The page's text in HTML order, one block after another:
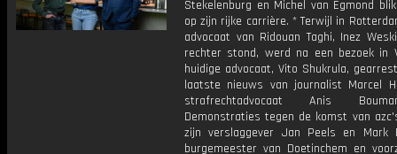
Stekelenburg en Michel van Egmond
op zijn rijke carrière. * Terwijl in
advocaat van Ridouan Taghi, Inez
rechter stond, werd na een bezoek in
huidige advocaat, Vito Shukrula,
laatste nieuws van journalist Marcel
strafrechtadvocaat Anis
Demonstraties tegen de komst van
zijn verslaggever Jan Peels en Mark
burgemeester van Doetinchem en